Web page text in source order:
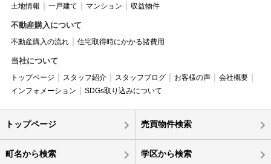
土地情報 一戸建て マンション 収益物件
不動産購入について
不動産購入の流れ 住宅取得時にかかる諸費用
当社について
トップページ スタッフ紹介 スタッフブログ お客様の声
会社概要
インフォメーション
SDGs取り込みについて
トップページ 売買物件検索
町名から検索 学区から検索